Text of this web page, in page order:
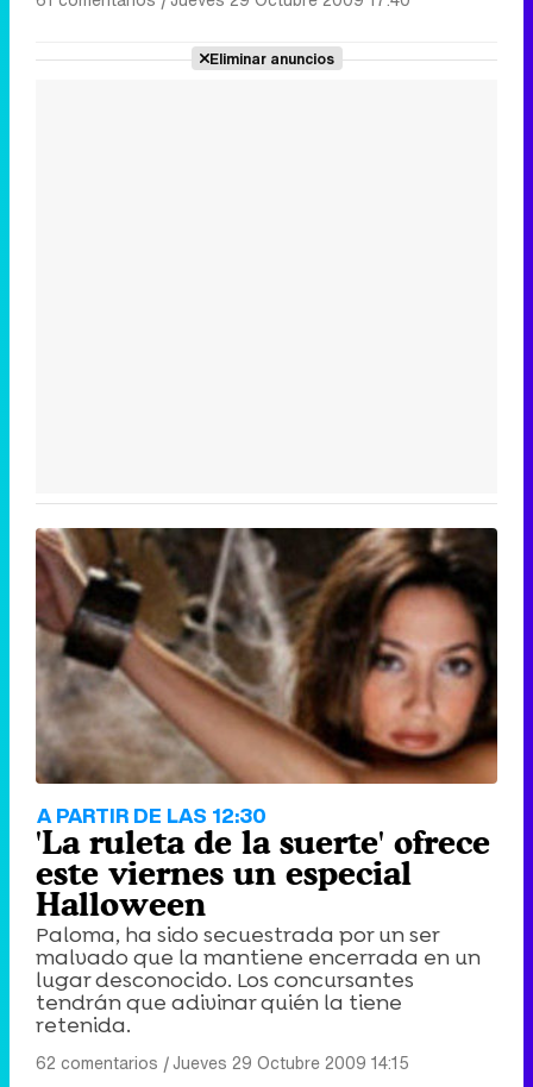
Eliminar anuncios
A PARTIR DE LAS 12:30
'La ruleta de la suerte' ofrece
este viernes un especial
Halloween
Paloma, ha sido secuestrada por un ser
malvado que la mantiene encerrada en un
lugar desconocido. Los concursantes
tendrán que adivinar quién la tiene
retenida.
62 comentarios |Jueves 29 Octubre 2009 14:15